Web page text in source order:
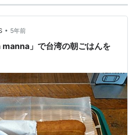
• 5年前
」で台湾の朝ごはんを